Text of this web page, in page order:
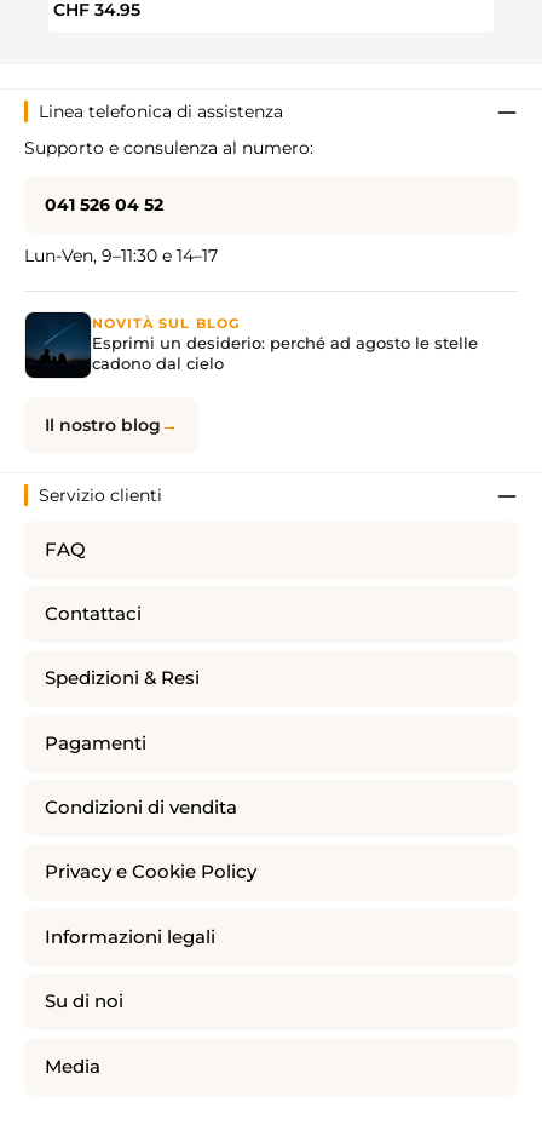
Prezzo normale:
CHF 34.95
Linea telefonica di assistenza
Supporto e consulenza al numero:
041 526 04 52
Lun-Ven, 9–11:30 e 14–17
NOVITÀ SUL BLOG
Esprimi un desiderio: perché ad agosto le stelle
cadono dal cielo
Il nostro blog
Servizio clienti
FAQ
Contattaci
Spedizioni & Resi
Pagamenti
Condizioni di vendita
Privacy e Cookie Policy
Informazioni legali
Su di noi
Media